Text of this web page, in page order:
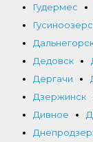
Гудермес
Дедовск
Дергачи
Дзержинск
Дивное